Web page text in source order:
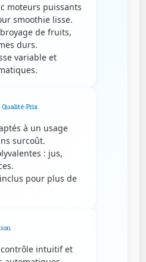
moteurs puissants
smoothie lisse.
de fruits,
durs.
variable et
Prix
à un usage
surcoût.
: jus,
pour plus de
contrôle intuitif et